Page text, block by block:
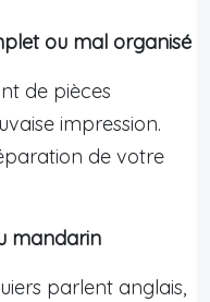
ou mal organisé
de pièces
impression.
de votre
mandarin
parlent anglais,